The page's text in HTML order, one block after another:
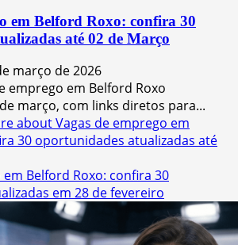
em Belford Roxo: confira 30
até 02 de Março
março de 2026
emprego em Belford Roxo
março, com links diretos para...
about Vagas de emprego em
30 oportunidades atualizadas até
Belford Roxo: confira 30
em 28 de fevereiro